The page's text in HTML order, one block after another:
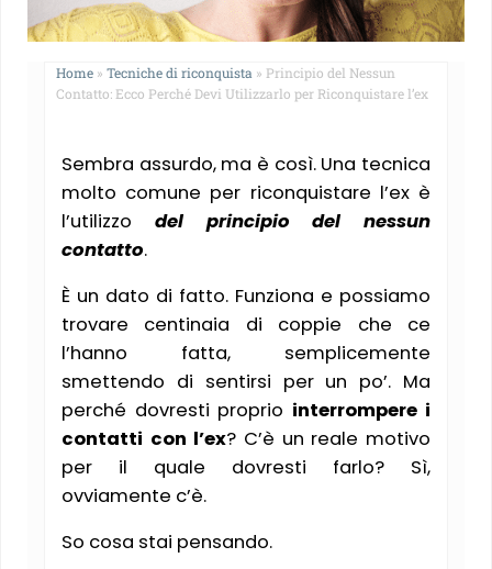
Home » Tecniche di riconquista » Principio del Nessun
Contatto: Ecco Perché Devi Utilizzarlo per Riconquistare l’ex
Sembra assurdo, ma è così. Una tecnica
molto comune per riconquistare l’ex è
l’utilizzo del principio del nessun
contatto.
È un dato di fatto. Funziona e possiamo
trovare centinaia di coppie che ce
l’hanno fatta, semplicemente
smettendo di sentirsi per un po’. Ma
perché dovresti proprio interrompere i
contatti con l’ex? C’è un reale motivo
per il quale dovresti farlo? Sì,
ovviamente c’è.
So cosa stai pensando.